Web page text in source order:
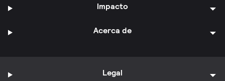
Impacto
Acerca de
Legal